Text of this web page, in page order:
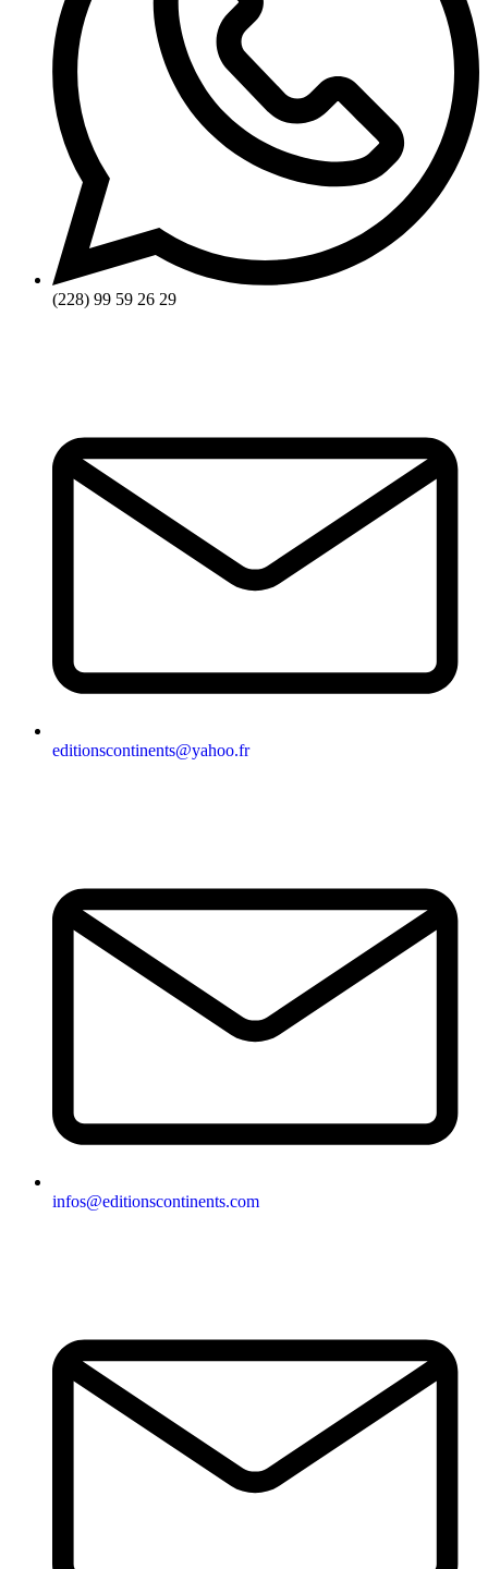
(228) 99 59 26 29
editionscontinents@yahoo.fr
infos@editionscontinents.com